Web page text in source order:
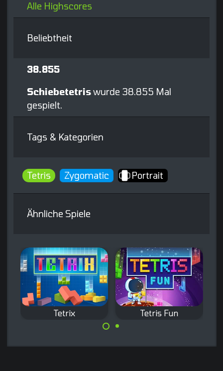
Alle Highscores
Beliebtheit
38.855
Schiebetetriswurde 38.855 Mal
gespielt.
Tags & Kategorien
Tetris Zygomatic Portrait
Ähnliche Spiele
Tetrix
Klassiker.
Tetris Fun
Entferne